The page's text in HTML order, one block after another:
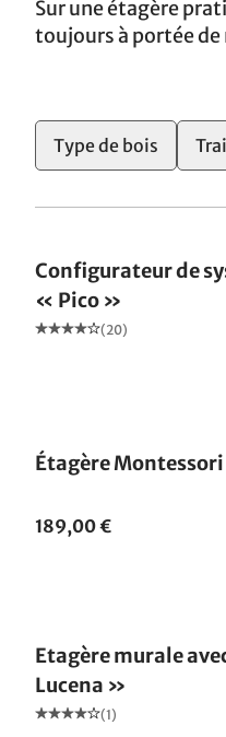
Sur une étagère
toujours à portée de
Type de bois
Configurateur de
« Pico »
(20)
Étagère
189,00 €
Etagère murale
Lucena »
(1)